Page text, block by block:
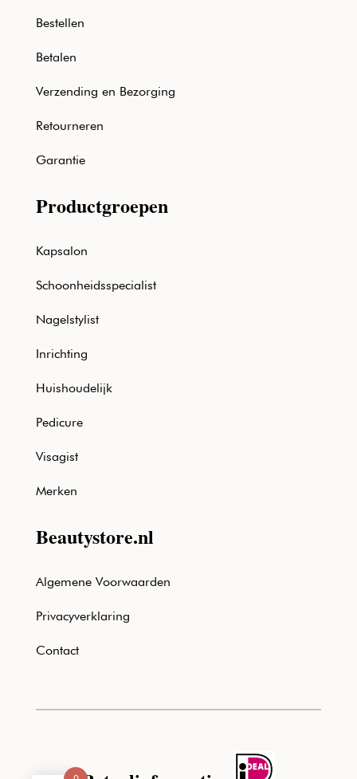
Bestellen
Betalen
Verzending en Bezorging
Retourneren
Garantie
Productgroepen
Kapsalon
Schoonheidsspecialist
Nagelstylist
Inrichting
Huishoudelijk
Pedicure
Visagist
Merken
Beautystore.nl
Algemene Voorwaarden
Privacyverklaring
Contact